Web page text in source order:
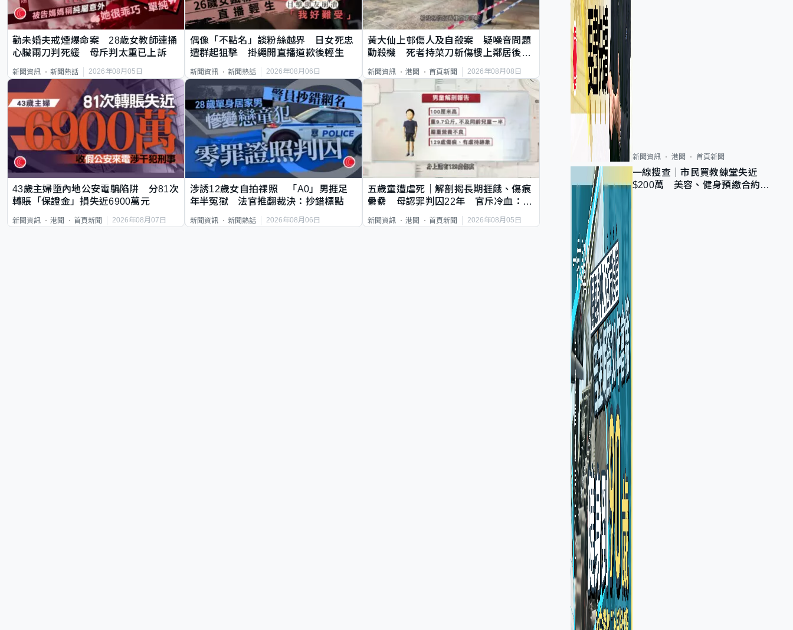
勸未婚夫戒煙爆命案 28歲女教師連捅
心臟兩刀判死緩 母斥判太重已上訴
新聞資訊 新聞熱話 2026年08月05日
偶像「不點名」談粉絲越界 日女死忠
遭群起狙擊 掛繩開直播道歉後輕生
新聞資訊 新聞熱話 2026年08月06日
黃大仙上邨傷人及自殺案 疑噪音問題
動殺機 死者持菜刀斬傷樓上鄰居後墮
新聞資訊 港聞 首頁新聞 2026年08月08日
43歲主婦墮內地公安電騙陷阱 分81次
轉賬「保證金」損失近6900萬元
新聞資訊 港聞 首頁新聞 2026年08月07日
涉誘12歲女自拍祼照 「A0」男捱足
年半冤獄 法官推翻裁決：抄錯標點
新聞資訊 新聞熱話 2026年08月06日
五歲童遭虐死｜解剖揭長期捱餓、傷痕
纍纍 母認罪判囚22年 官斥冷血：同
新聞資訊 港聞 首頁新聞 2026年08月05日
新聞資訊 港聞 首頁新聞
一線搜查｜市民買教練堂失近
$200萬 美容、健身預繳合約擬